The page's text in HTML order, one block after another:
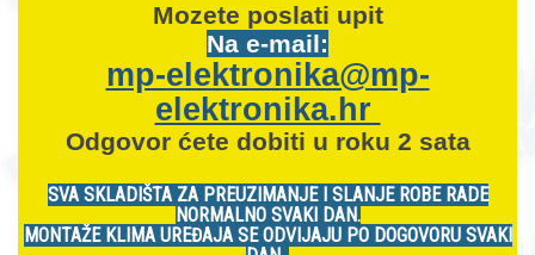
Mozete poslati upit
Na e-mail:
mp-elektronika@mp-
elektronika.hr
Odgovor ćete dobiti u roku 2 sata
SVA SKLADIŠTA ZA PREUZIMANJE I SLANJE ROBE RADE
NORMALNO SVAKI DAN.
MONTAŽE KLIMA UREĐAJA SE ODVIJAJU PO DOGOVORU SVAKI